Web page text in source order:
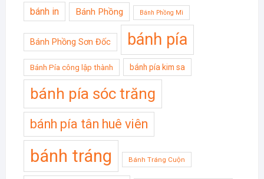
bánh in Bánh Phồng Bánh Phồng Mì
Bánh Phồng Sơn Đốc bánh pía
Bánh Pía công lập thành bánh pía kim sa
bánh pía sóc trăng
bánh pía tân huê viên
bánh tráng Bánh Tráng Cuộn